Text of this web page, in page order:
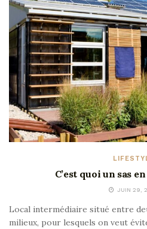
C’est quoi un sas
JUIN 29,
Local intermédiaire situé entre
milieux, pour lesquels on veut